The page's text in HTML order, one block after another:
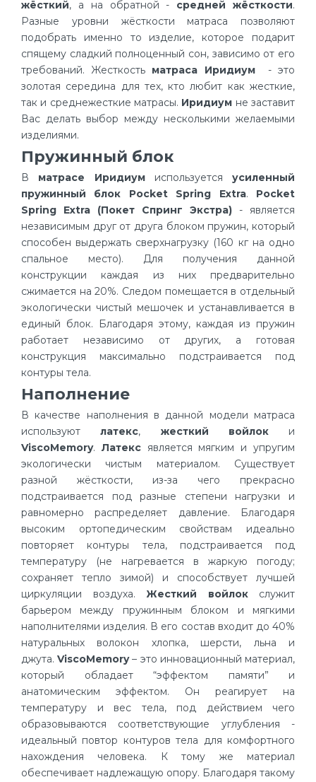
жёсткий, а на обратной - средней жёсткости.
Разные уровни жёсткости матраса позволяют
подобрать именно то изделие, которое подарит
спящему сладкий полноценный сон, зависимо от его
требований. Жесткость матраса Иридиум- это
золотая середина для тех, кто любит как жесткие,
так и среднежесткие матрасы. Иридиум не заставит
Вас делать выбор между несколькими желаемыми
изделиями.
Пружинный блок
В матрасе Иридиумиспользуется усиленный
пружинный блок Pocket Spring Extra. Pocket
Spring Extra (Покет Спринг Экстра) - является
независимым друг от друга блоком пружин, который
способен выдержать сверхнагрузку (160 кг на одно
спальное место). Для получения данной
конструкции каждая из них предварительно
сжимается на 20%. Следом помещается в отдельный
экологически чистый мешочек и устанавливается в
единый блок. Благодаря этому, каждая из пружин
работает независимо от других, а готовая
конструкция максимально подстраивается под
контуры тела.
Наполнение
В качестве наполнения в данной модели матраса
используютлатекс, жесткий войлоки
ViscoMemory. Латекс является мягким и упругим
экологически чистым материалом. Существует
разной жёсткости, из-за чего прекрасно
подстраивается под разные степени нагрузки и
равномерно распределяет давление. Благодаря
высоким ортопедическим свойствам идеально
повторяет контуры тела, подстраивается под
температуру (не нагревается в жаркую погоду;
сохраняет тепло зимой) и способствует лучшей
циркуляции воздуха. Жесткий войлокслужит
барьером между пружинным блоком и мягкими
наполнителями изделия. В его состав входит до 40%
натуральных волокон хлопка, шерсти, льна и
джута.ViscoMemory– это инновационный материал,
который обладает “эффектом памяти” и
анатомическим эффектом. Он реагирует на
температуру и вес тела, под действием чего
образовываются соответствующие углубления -
идеальный повтор контуров тела для комфортного
нахождения человека. К тому же материал
обеспечивает надлежащую опору. Благодаря такому